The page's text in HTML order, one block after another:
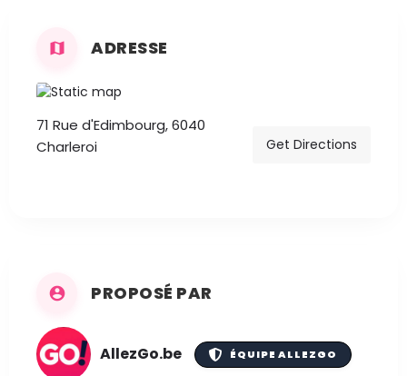
ADRESSE
71 Rue d'Edimbourg, 6040
Charleroi
Get Directions
PROPOSÉ PAR
AllezGo.be ÉQUIPE ALLEZGO